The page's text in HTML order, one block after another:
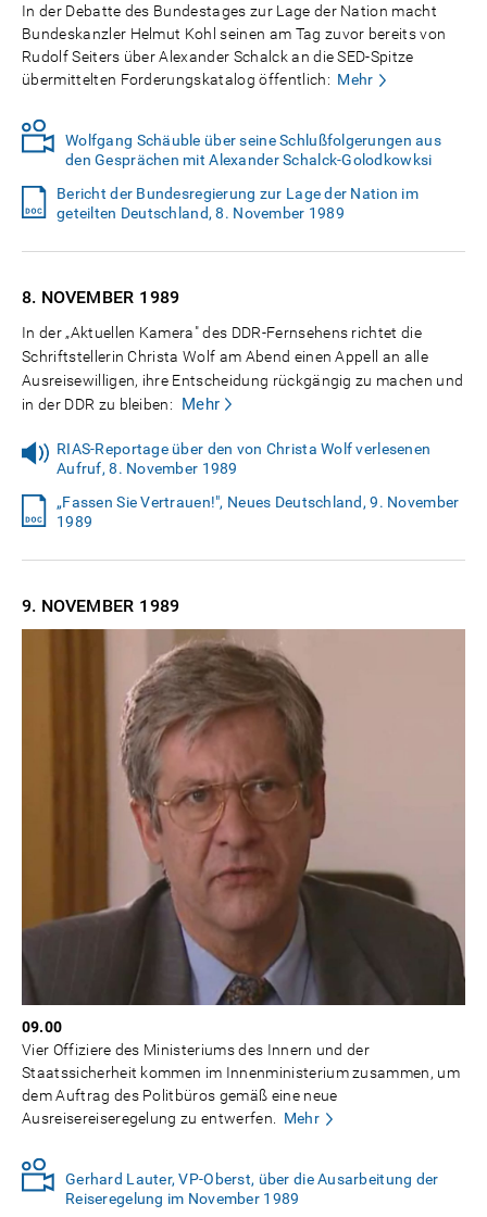
In der Debatte des Bundestages zur Lage der Nation macht
Bundeskanzler Helmut Kohl seinen am Tag zuvor bereits von
Rudolf Seiters über Alexander Schalck an die SED-Spitze
übermittelten Forderungskatalog öffentlich: Mehr
Wolfgang Schäuble über seine Schlußfolgerungen aus
den Gesprächen mit Alexander Schalck-Golodkowksi
Bericht der Bundesregierung zur Lage der Nation im
geteilten Deutschland, 8. November 1989
8. NOVEMBER 1989
In der „Aktuellen Kamera" des DDR-Fernsehens richtet die
Schriftstellerin Christa Wolf am Abend einen Appell an alle
Ausreisewilligen, ihre Entscheidung rückgängig zu machen und
in der DDR zu bleiben:
Mehr
RIAS-Reportage über den von Christa Wolf verlesenen
Aufruf, 8. November 1989
„Fassen Sie Vertrauen!", Neues Deutschland, 9. November
1989
9. NOVEMBER 1989
09.00
Vier Offiziere des Ministeriums des Innern und der
Staatssicherheit kommen im Innenministerium zusammen, um
dem Auftrag des Politbüros gemäß eine neue
Ausreisereiseregelung zu entwerfen.
Mehr
Gerhard Lauter, VP-Oberst, über die Ausarbeitung der
Reiseregelung im November 1989